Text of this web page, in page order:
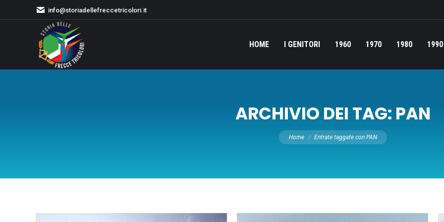
info@storiadellefreccetricolori.it
HOME I GENITORI 1960 1970 1980 1990
ARCHIVIO DEI TAG: PAN
Tu sei qui:
Home Entrate taggate con PAN